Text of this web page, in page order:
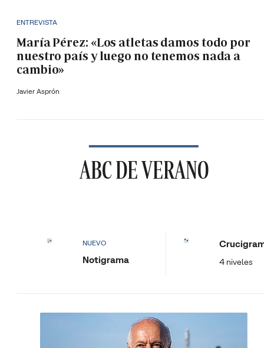
ENTREVISTA
María Pérez: «Los atletas damos todo por
nuestro país y luego no tenemos nada a
cambio»
Javier Asprón
ABC DE VERANO
NUEVO
Notigrama 4 niveles